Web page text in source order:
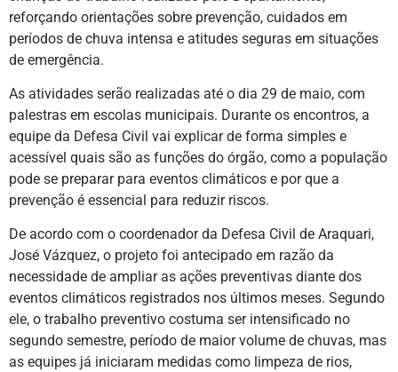
reforçando orientações sobre prevenção, cuidados em
períodos de chuva intensa e atitudes seguras em situações
de emergência.
As atividades serão realizadas até o dia 29 de maio, com
palestras em escolas municipais. Durante os encontros, a
equipe da Defesa Civil vai explicar de forma simples e
acessível quais são as funções do órgão, como a população
pode se preparar para eventos climáticos e por que a
prevenção é essencial para reduzir riscos.
De acordo com o coordenador da Defesa Civil de Araquari,
José Vázquez, o projeto foi antecipado em razão da
necessidade de ampliar as ações preventivas diante dos
eventos climáticos registrados nos últimos meses. Segundo
ele, o trabalho preventivo costuma ser intensificado no
segundo semestre, período de maior volume de chuvas, mas
as equipes já iniciaram medidas como limpeza de rios,